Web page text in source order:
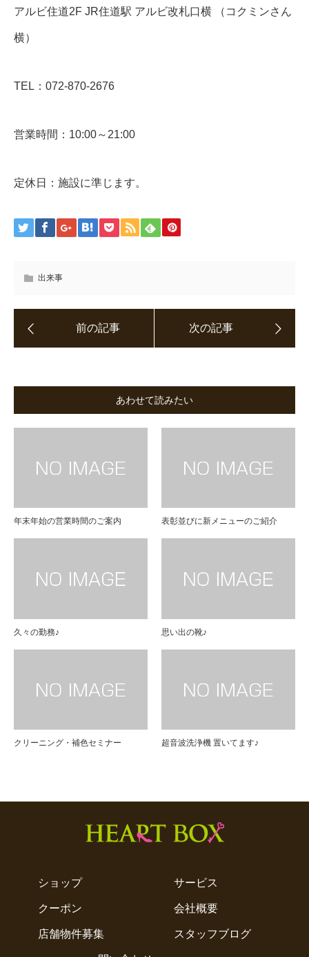
アルビ住道2F JR住道駅 アルビ改札口横 （コクミンさん
横）
TEL：072-870-2676
営業時間：10:00～21:00
定休日：施設に準じます。
出来事
あわせて読みたい
年末年始の営業時間のご案内 表彰並びに新メニューのご紹介
久々の勤務♪ 思い出の靴♪
クリーニング・補色セミナー 超音波洗浄機 置いてます♪
ショップ サービス
クーポン 会社概要
店舗物件募集 スタッフブログ